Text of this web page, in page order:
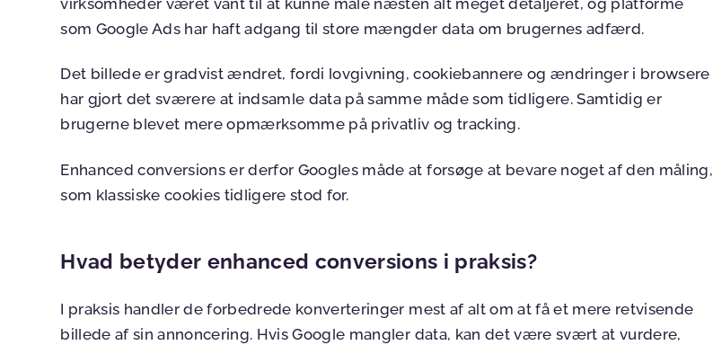
som Google Ads har haft adgang til store mængder data om brugernes adfærd.
Det billede er gradvist ændret, fordi lovgivning, cookiebannere og ændringer i browsere
har gjort det sværere at indsamle data på samme måde som tidligere. Samtidig er
brugerne blevet mere opmærksomme på privatliv og tracking.
Enhanced conversions er derfor Googles måde at forsøge at bevare noget af den måling,
som klassiske cookies tidligere stod for.
Hvad betyder enhanced conversions i praksis?
I praksis handler de forbedrede konverteringer mest af alt om at få et mere retvisende
billede af sin annoncering. Hvis Google mangler data, kan det være svært at vurdere,